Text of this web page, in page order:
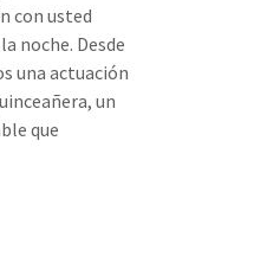
con usted
noche. Desde
una actuación
un
que